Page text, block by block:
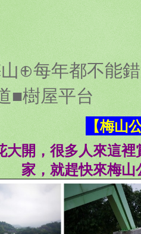
山⊕每年都不能
■樹屋平台
【梅山
開，很多人來這
家，就趕快來梅山